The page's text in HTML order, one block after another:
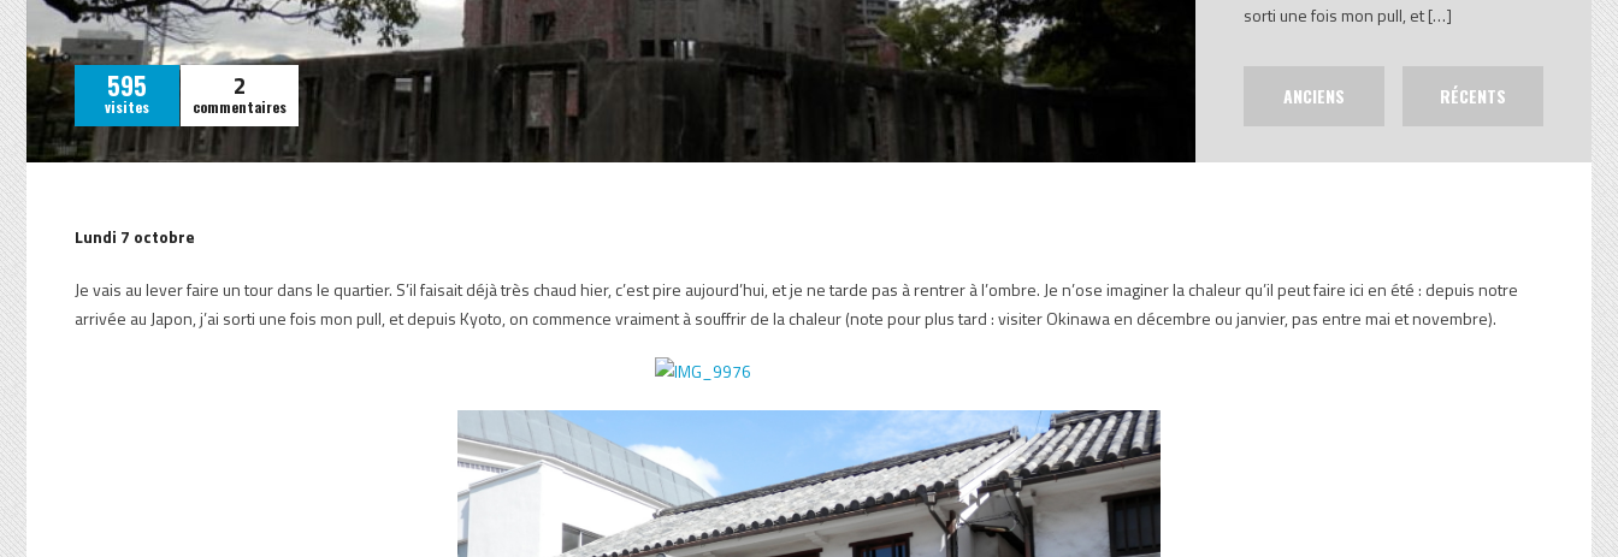
595
visites
2
commentaires
sorti une fois mon pull, et […]
ANCIENS RÉCENTS
Lundi 7 octobre
Je vais au lever faire un tour dans le quartier. S’il faisait déjà très chaud hier, c’est pire aujourd’hui, et je ne tarde pas à rentrer à l’ombre. Je n’ose imaginer la chaleur qu’il peut faire ici en été : depuis notre
arrivée au Japon, j’ai sorti une fois mon pull, et depuis Kyoto, on commence vraiment à souffrir de la chaleur (note pour plus tard : visiter Okinawa en décembre ou janvier, pas entre mai et novembre).